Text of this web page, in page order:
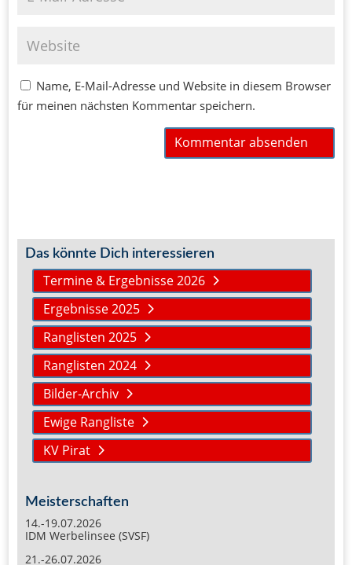
Name, E-Mail-Adresse und Website in diesem Browser
für meinen nächsten Kommentar speichern.
Das könnte Dich interessieren
Termine & Ergebnisse 2026
Ergebnisse 2025
Ranglisten 2025
Ranglisten 2024
Bilder-Archiv
Ewige Rangliste
KV Pirat
Meisterschaften
14.-19.07.2026
IDM Werbelinsee (SVSF)
21.-26.07.2026